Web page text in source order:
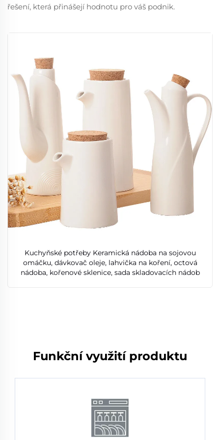
řešení, která přinášejí hodnotu pro váš podnik.
Kuchyňské potřeby Keramická nádoba na sojovou
omáčku, dávkovač oleje, lahvička na koření, octová
nádoba, kořenové sklenice, sada skladovacích nádob
Funkční využití produktu